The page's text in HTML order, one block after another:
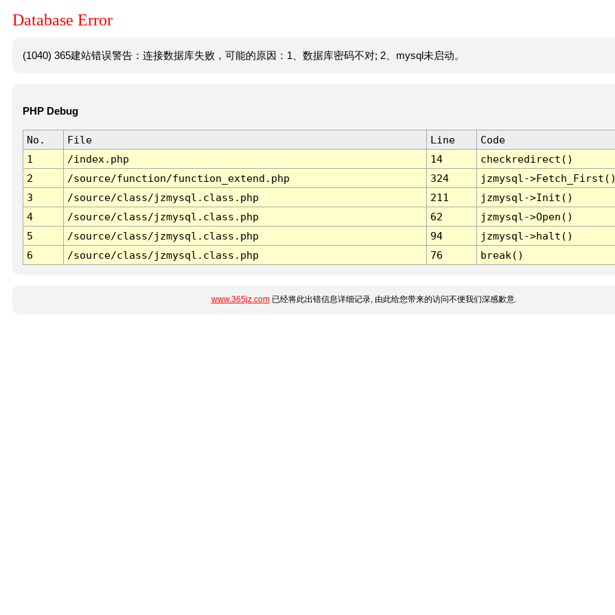
Database Error
(1040) 365建站错误警告：连接数据库失败，可能的原因：1、数据库密码不对; 2、mysql未启动。
PHP Debug
No. File Line
Code
1
/index.php 14
checkredirect()
2
/source/function/function_extend.php 324
jzmysql-
3
/source/class/jzmysql.class.php 211
jzmysql->Init()
4
/source/class/jzmysql.class.php 62
jzmysql->Open()
5
/source/class/jzmysql.class.php 94
jzmysql->halt()
6
/source/class/jzmysql.class.php 76 break()
www.365jz.com已经将此出错信息详细记录, 由此给您带来的访问不便我们深感歉意.